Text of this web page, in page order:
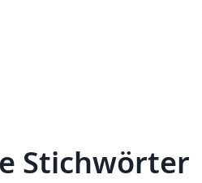
Stichwörter